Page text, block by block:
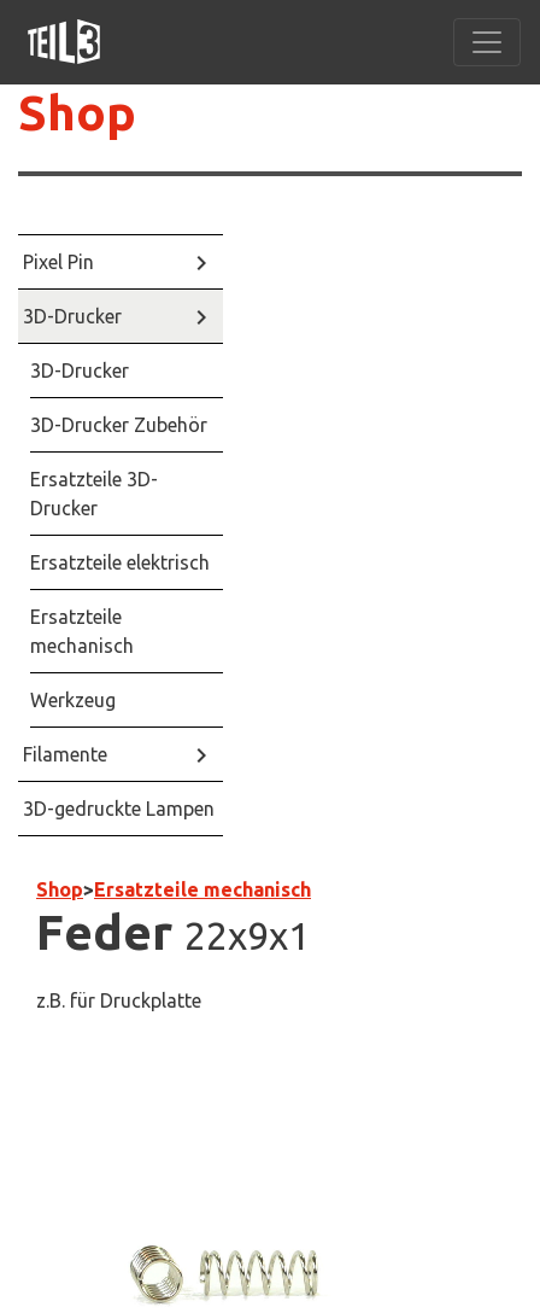
Shop
Pixel Pin keyboard_arrow_right
3D-Drucker keyboard_arrow_right
3D-Drucker
3D-Drucker Zubehör
Ersatzteile 3D-
Drucker
Ersatzteile elektrisch
Ersatzteile
mechanisch
Werkzeug
Filamente keyboard_arrow_right
3D-gedruckte Lampen
Shop>Ersatzteile mechanisch
Feder 22x9x1
z.B. für Druckplatte